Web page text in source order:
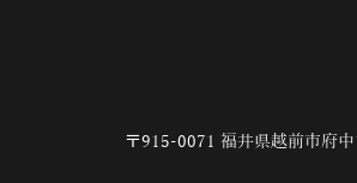
〒915-0071 福井県越前市府